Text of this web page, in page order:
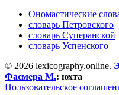
Ономастические
словарь Петровского
словарь Суперанской
словарь Успенского
© 2026 lexicography.online.
Фасмера М.: юхта
Пользовательское